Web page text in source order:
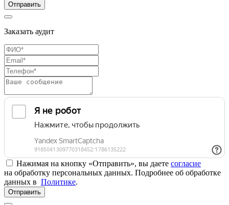
Отправить
Заказать аудит
Нажимая на кнопку «Отправить», вы даете согласие
на обработку персональных данных. Подробнее об обработке
данных в Политике.
Отправить